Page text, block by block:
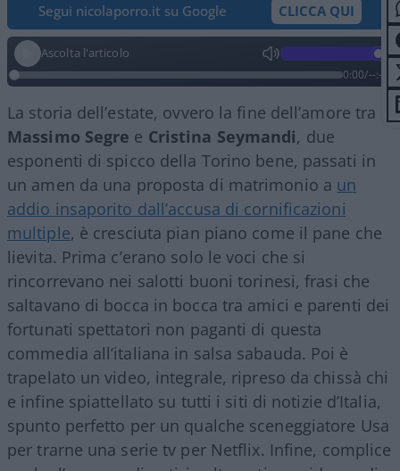
Segui nicolaporro.it su Google CLICCA QUI
Ascolta l'articolo
0:00/--:--
La storia dell’estate, ovvero la fine dell’amore tra
Massimo Segre e Cristina Seymandi, due
esponenti di spicco della Torino bene, passati in
un amen da una proposta di matrimonio a un
addio insaporito dall’accusa di cornificazioni
multiple, è cresciuta pian piano come il pane che
lievita. Prima c’erano solo le voci che si
rincorrevano nei salotti buoni torinesi, frasi che
saltavano di bocca in bocca tra amici e parenti dei
fortunati spettatori non paganti di questa
commedia all’italiana in salsa sabauda. Poi è
trapelato un video, integrale, ripreso da chissà chi
e infine spiattellato su tutti i siti di notizie d’Italia,
spunto perfetto per un qualche sceneggiatore Usa
per trarne una serie tv per Netflix. Infine, complice